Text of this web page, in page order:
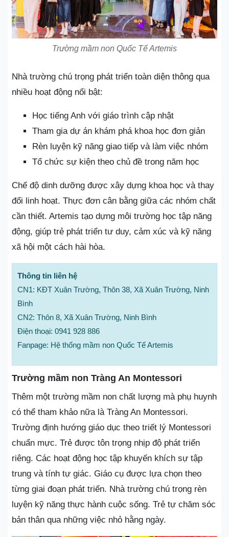
Trường mầm non Quốc Tế Artemis
Nhà trường chú trọng phát triển toàn diện thông qua
nhiều hoạt động nổi bật:
Học tiếng Anh với giáo trình cập nhật
Tham gia dự án khám phá khoa học đơn giản
Rèn luyện kỹ năng giao tiếp và làm việc nhóm
Tổ chức sự kiện theo chủ đề trong năm học
Chế độ dinh dưỡng được xây dựng khoa học và thay
đổi linh hoạt. Thực đơn cân bằng giữa các nhóm chất
cần thiết. Artemis tạo dựng môi trường học tập năng
động, giúp trẻ phát triển tư duy, cảm xúc và kỹ năng
xã hội một cách hài hòa.
Thông tin liên hệ
CN1: KĐT Xuân Trường, Thôn 38, Xã Xuân Trường, Ninh
Bình
CN2: Thôn 8, Xã Xuân Trường, Ninh Bình
Điện thoại: 0941 928 886
Fanpage: Hệ thống mầm non Quốc Tế Artemis
Trường mầm non Tràng An Montessori
Thêm một trường mầm non chất lượng mà phụ huynh
có thể tham khảo nữa là Tràng An Montessori.
Trường định hướng giáo dục theo triết lý Montessori
chuẩn mực. Trẻ được tôn trọng nhịp độ phát triển
riêng. Các hoạt động học tập khuyến khích sự tập
trung và tính tự giác. Giáo cụ được lựa chọn theo
từng giai đoạn phát triển. Nhà trường chú trọng rèn
luyện kỹ năng thực hành cuộc sống. Trẻ tự chăm sóc
bản thân qua những việc nhỏ hằng ngày.